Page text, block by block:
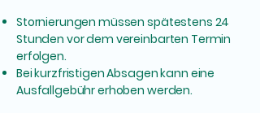
Stornierungen müssen spätestens 24
Stunden vor dem vereinbarten Termin
erfolgen.
Bei kurzfristigen Absagen kann eine
Ausfallgebühr erhoben werden.